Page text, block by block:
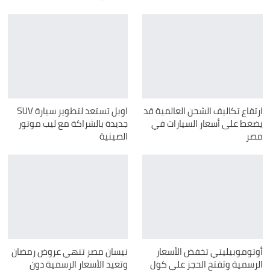
ارتفاع تكاليف الشحن العالمية قد
يضغط على أسعار السيارات في
مصر
اوبل تستعد لتطوير سيارة SUV
جديدة بالشراكة مع ليب موتور
الصينية
أوتوموبيليتي تخفض الأسعار
الرسمية وتفتح الحجز على كول
نيسان مصر تنهي عروض رمضان
وتعيد الأسعار الرسمية دون